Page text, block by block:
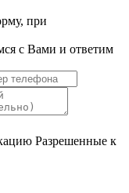
при
с Вами и ответим
Разрешенные к